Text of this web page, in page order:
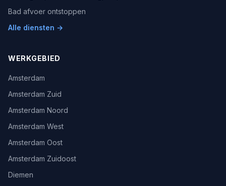
Bad afvoer ontstoppen
Alle diensten →
WERKGEBIED
Amsterdam
Amsterdam Zuid
Amsterdam Noord
Amsterdam West
Amsterdam Oost
Amsterdam Zuidoost
Diemen